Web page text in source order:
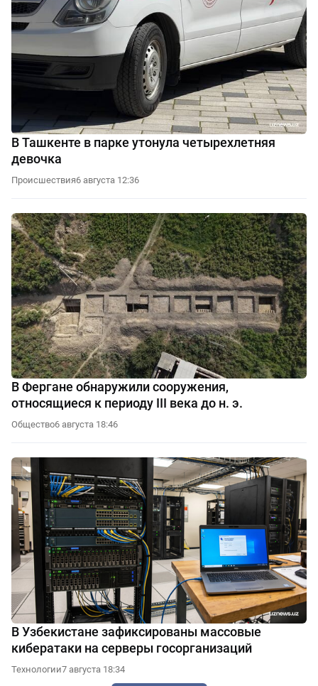
В Ташкенте в парке утонула четырехлетняя
девочка
Происшествия6 августа 12:36
В Фергане обнаружили сооружения,
относящиеся к периоду III века до н. э.
Общество6 августа 18:46
В Узбекистане зафиксированы массовые
кибератаки на серверы госорганизаций
Технологии7 августа 18:34